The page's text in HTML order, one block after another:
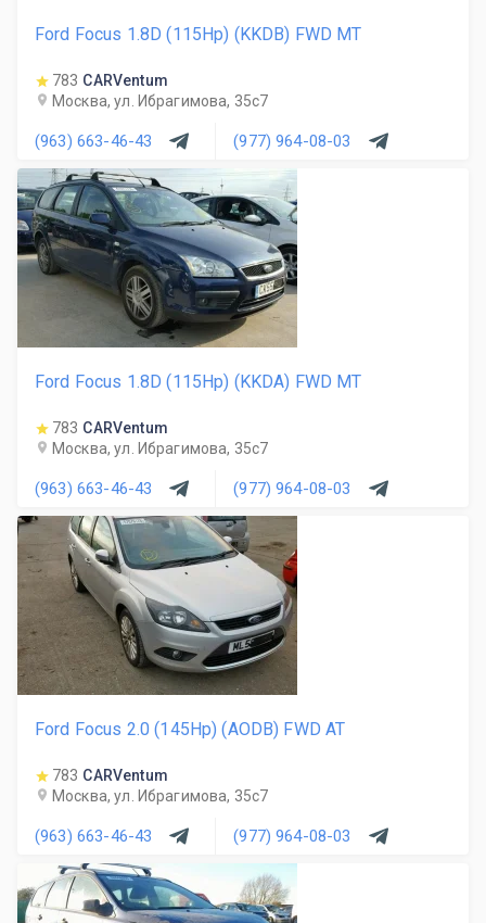
Ford Focus 1.8D (115Hp) (KKDB) FWD MT
783 CARVentum
Москва, ул. Ибрагимова, 35с7
(963) 663-46-43 (977) 964-08-03
Ford Focus 1.8D (115Hp) (KKDA) FWD MT
783 CARVentum
Москва, ул. Ибрагимова, 35с7
(963) 663-46-43 (977) 964-08-03
Ford Focus 2.0 (145Hp) (AODB) FWD AT
783 CARVentum
Москва, ул. Ибрагимова, 35с7
(963) 663-46-43 (977) 964-08-03